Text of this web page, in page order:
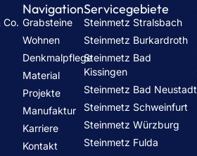
Co.
Navigation
Grabsteine
Wohnen
Denkmalpflege
Material
Projekte
Manufaktur
Karriere
Kontakt
Servicegebiete
Steinmetz Stralsbach
Steinmetz Burkardroth
Steinmetz Bad
Kissingen
Steinmetz Bad Neustadt
Steinmetz Schweinfurt
Steinmetz Würzburg
Steinmetz Fulda